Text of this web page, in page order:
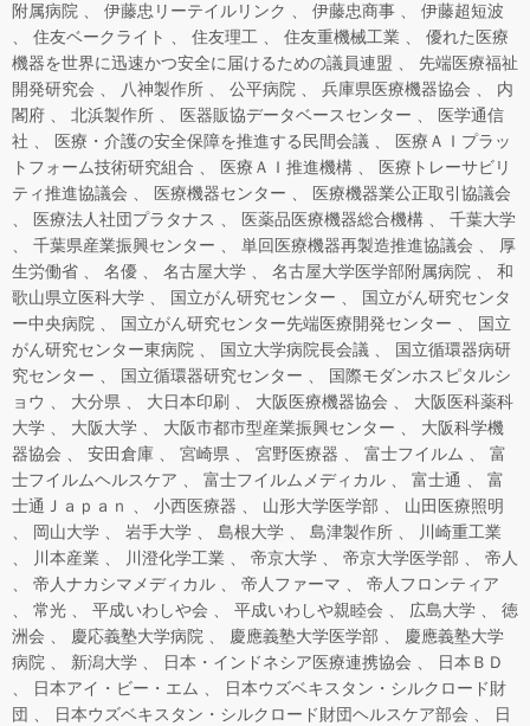
附属病院
伊藤忠リーテイルリンク 伊藤忠商事
伊藤超短波
住友ベークライト
住友理工 住友重機械工業
優れた医療
機器を世界に迅速かつ安全に届けるための議員連盟
先端医療福祉
開発研究会
八神製作所 公平病院 兵庫県医療機器協会
内
閣府
北浜製作所 医器販協データベースセンター
医学通信
社
医療・介護の安全保障を推進する民間会議
医療ＡＩプラッ
トフォーム技術研究組合
医療ＡＩ推進機構
医療トレーサビリ
ティ推進協議会
医療機器センター
医療機器業公正取引協議会
医療法人社団プラタナス
医薬品医療機器総合機構
千葉大学
千葉県産業振興センター
単回医療機器再製造推進協議会
厚
生労働省
名優 名古屋大学 名古屋大学医学部附属病院
和
歌山県立医科大学
国立がん研究センター
国立がん研究センタ
ー中央病院
国立がん研究センター先端医療開発センター
国立
がん研究センター東病院
国立大学病院長会議
国立循環器病研
究センター
国立循環器研究センター
国際モダンホスピタルシ
ョウ
大分県 大日本印刷 大阪医療機器協会
大阪医科薬科
大学
大阪大学 大阪市都市型産業振興センター
大阪科学機
器協会
安田倉庫 宮崎県 宮野医療器 富士フイルム
富
士フイルムヘルスケア
富士フイルムメディカル 富士通
富
士通Ｊａｐａｎ
小西医療器 山形大学医学部
山田医療照明
岡山大学
岩手大学 島根大学 島津製作所
川崎重工業
川本産業
川澄化学工業 帝京大学 帝京大学医学部
帝人
帝人ナカシマメディカル
帝人ファーマ
帝人フロンティア
常光
平成いわしや会 平成いわしや親睦会 広島大学
徳
洲会
慶応義塾大学病院 慶應義塾大学医学部
慶應義塾大学
病院
新潟大学 日本・インドネシア医療連携協会
日本ＢＤ
日本アイ・ビー・エム
日本ウズベキスタン・シルクロード財
団
日本ウズベキスタン・シルクロード財団ヘルスケア部会
日